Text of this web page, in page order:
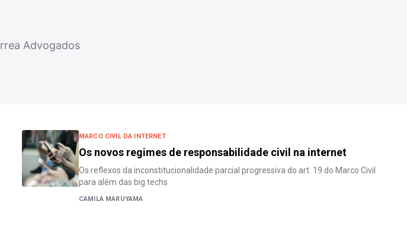
Advogados
MARCO CIVIL DA INTERNET
Os novos regimes de responsabilidade civil na internet
Os reflexos da inconstitucionalidade parcial progressiva do art. 19 do Marco Civil
para além das big techs
CAMILA MARUYAMA